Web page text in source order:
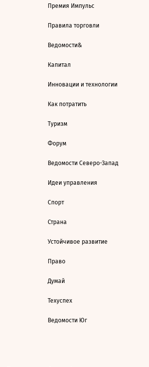
Премия Импульс
Правила торговли
Ведомости&
Капитал
Инновации и технологии
Как потратить
Туризм
Форум
Ведомости Северо-Запад
Идеи управления
Спорт
Страна
Устойчивое развитие
Право
Думай
Техуспех
Ведомости Юг